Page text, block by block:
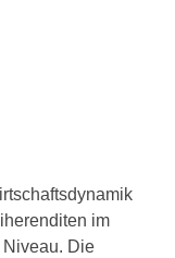
im
Niveau. Die